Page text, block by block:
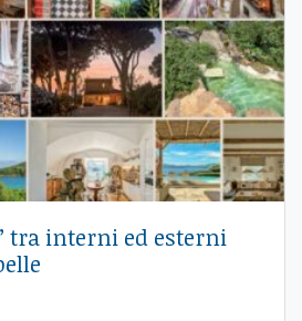
tra interni ed esterni